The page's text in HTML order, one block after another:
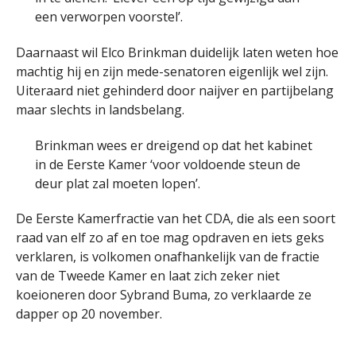
een verworpen voorstel’.
Daarnaast wil Elco Brinkman duidelijk laten weten hoe
machtig hij en zijn mede-senatoren eigenlijk wel zijn.
Uiteraard niet gehinderd door naijver en partijbelang
maar slechts in landsbelang.
Brinkman wees er dreigend op dat het kabinet
in de Eerste Kamer ‘voor voldoende steun de
deur plat zal moeten lopen’.
De Eerste Kamerfractie van het CDA, die als een soort
raad van elf zo af en toe mag opdraven en iets geks
verklaren, is volkomen onafhankelijk van de fractie
van de Tweede Kamer en laat zich zeker niet
koeioneren door Sybrand Buma, zo verklaarde ze
dapper op 20 november.